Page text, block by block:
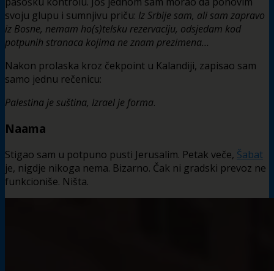
svoju glupu i sumnjivu priču: Iz Srbije sam, ali sam zapravo
iz Bosne, nemam ho(s)telsku rezervaciju, odsjedam kod
potpunih stranaca kojima ne znam prezimena…
Nakon prolaska kroz čekpoint u Kalandiji, zapisao sam
samo jednu rečenicu:
Palestina je suština, Izrael je forma.
Naama
Stigao sam u potpuno pusti Jerusalim. Petak veče, Šabat
je, nigdje nikoga nema. Bizarno. Čak ni gradski prevoz ne
funkcioniše. Ništa.